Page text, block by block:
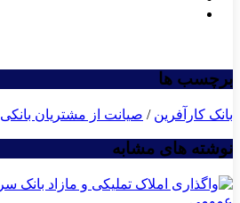
برچسب ها
بانک کارآفرین / صیانت از مشتریان بانکی
نوشته های مشابه